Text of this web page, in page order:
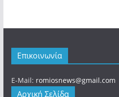
Επικοινωνία
E-Mail: romiosnews@gmail.com
Αρχική Σελίδα